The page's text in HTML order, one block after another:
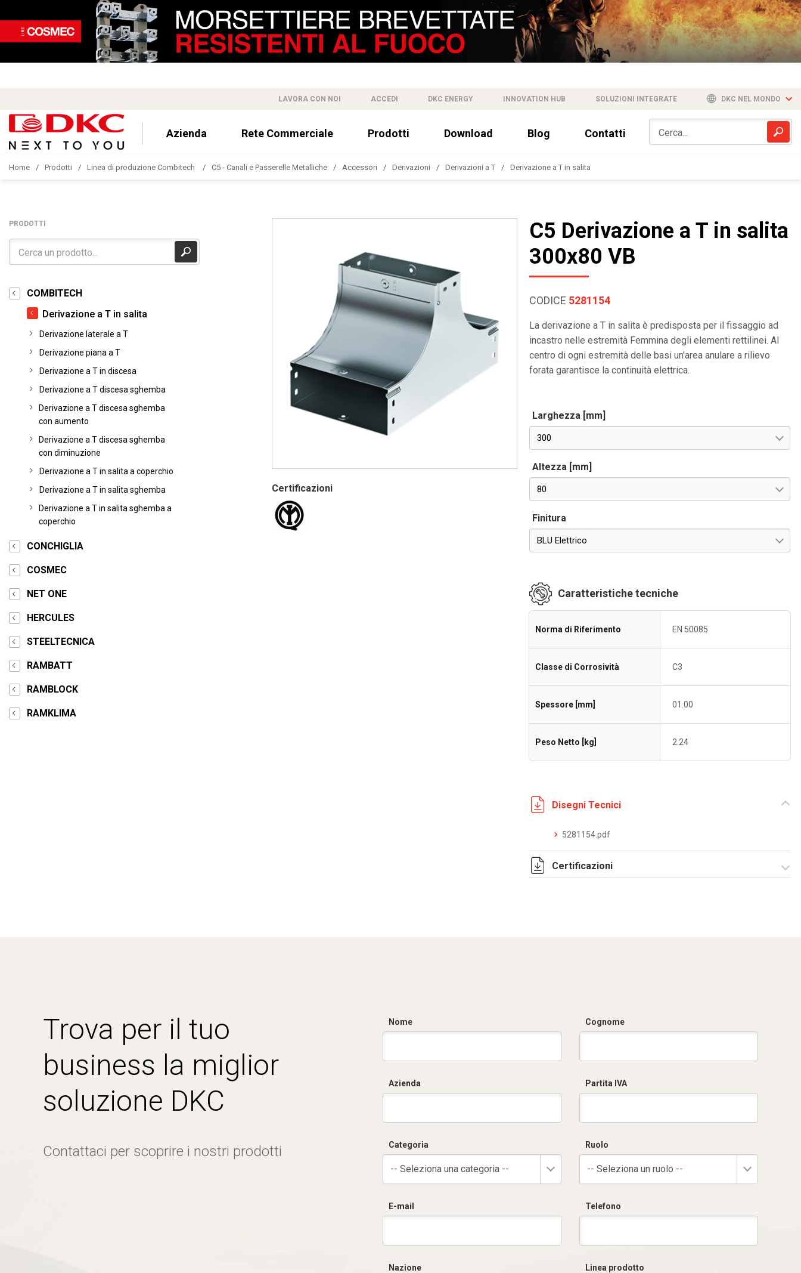
LAVORA CON NOI ACCEDI DKC ENERGY INNOVATION HUB SOLUZIONI INTEGRATE DKC NEL MONDO
Azienda Rete Commerciale Prodotti Download Blog Contatti
Home Prodotti Linea di produzione Combitech C5 - Canali e Passerelle Metalliche Accessori Derivazioni Derivazioni a T Derivazione a T in salita
PRODOTTI
COMBITECH
Derivazione a T in salita
Derivazione laterale a T
Derivazione piana a T
Derivazione a T in discesa
Derivazione a T discesa sghemba
Derivazione a T discesa sghemba
con aumento
Derivazione a T discesa sghemba
con diminuzione
Derivazione a T in salita a coperchio
Derivazione a T in salita sghemba
Derivazione a T in salita sghemba a
coperchio
CONCHIGLIA
COSMEC
NET ONE
HERCULES
STEELTECNICA
RAMBATT
RAMBLOCK
RAMKLIMA
Certificazioni
C5 Derivazione a T in salita
300x80 VB
CODICE 5281154
La derivazione a T in salita è predisposta per il fissaggio ad
incastro nelle estremità Femmina degli elementi rettilinei. Al
centro di ogni estremità delle basi un'area anulare a rilievo
forata garantisce la continuità elettrica.
Larghezza [mm]
300
Altezza [mm]
80
Finitura
BLU Elettrico
Caratteristiche tecniche
Norma di Riferimento EN 50085
Classe di Corrosività C3
Spessore [mm] 01.00
Peso Netto [kg] 2.24
Disegni Tecnici
5281154.pdf
Certificazioni
Trova per il tuo
business la miglior
soluzione DKC
Contattaci per scoprire i nostri prodotti
Nome Cognome
Azienda Partita IVA
Categoria
-- Seleziona una categoria --
Ruolo
-- Seleziona un ruolo --
E-mail Telefono
Nazione Linea prodotto